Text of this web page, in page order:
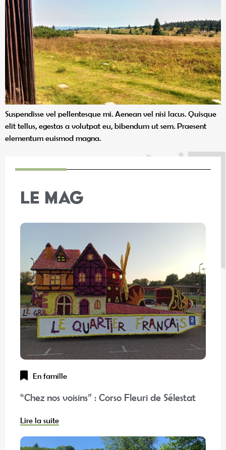
Suspendisse vel pellentesque mi. Aenean vel nisi lacus. Quisque
elit tellus, egestas a volutpat eu, bibendum ut sem. Praesent
elementum euismod magna.
LE MAG
En famille
“Chez nos voisins” : Corso Fleuri de Sélestat
Lire la suite